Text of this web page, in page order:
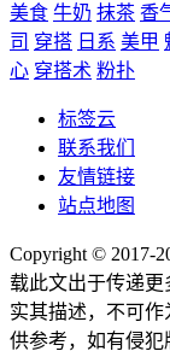
美食 牛奶 抹茶 香
司 穿搭 日系 美甲
心 穿搭术 粉扑
标签云
联系我们
友情链接
站点地图
Copyright © 2017-
载此文出于传递
实其描述，不可
供参考，如有侵犯